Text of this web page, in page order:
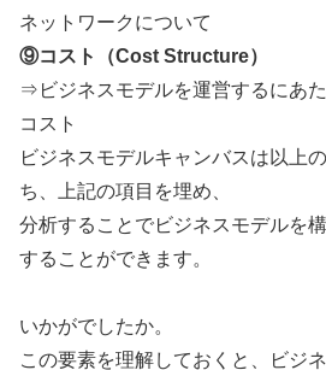
ネットワークについて
⑨コスト（Cost Structure）
⇒ビジネスモデルを運営するにあ
コスト
ビジネスモデルキャンバスは以上
ち、上記の項目を埋め、
分析することでビジネスモデルを
することができます。
いかがでしたか。
この要素を理解しておくと、ビジ